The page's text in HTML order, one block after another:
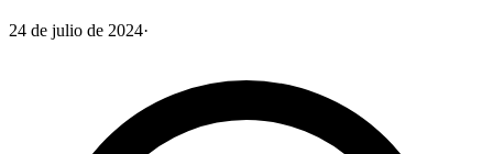
24 de julio de 2024·